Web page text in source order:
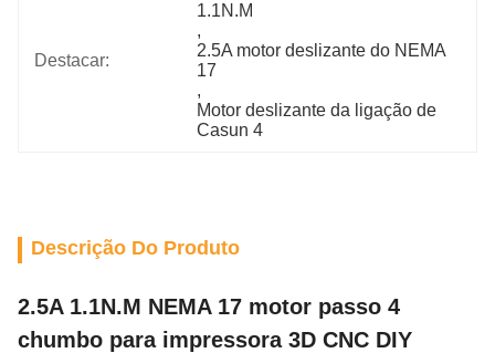
Destacar:
1.1N.M
,
2.5A motor deslizante do NEMA
17
,
Motor deslizante da ligação de
Casun 4
Descrição Do Produto
2.5A 1.1N.M NEMA 17 motor passo 4
chumbo para impressora 3D CNC DIY